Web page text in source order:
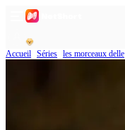
Accueil Séries les morceaux delle